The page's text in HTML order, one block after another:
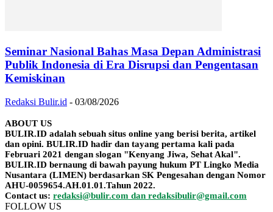
Seminar Nasional Bahas Masa Depan Administrasi
Publik Indonesia di Era Disrupsi dan Pengentasan
Kemiskinan
Redaksi Bulir.id - 03/08/2026
ABOUT US
BULIR.ID adalah sebuah situs online yang berisi berita, artikel
dan opini. BULIR.ID hadir dan tayang pertama kali pada
Februari 2021 dengan slogan "Kenyang Jiwa, Sehat Akal".
BULIR.ID bernaung di bawah payung hukum PT Lingko Media
Nusantara (LIMEN) berdasarkan SK Pengesahan dengan Nomor
AHU-0059654.AH.01.01.Tahun 2022.
Contact us: redaksi@bulir.com dan redaksibulir@gmail.com
FOLLOW US